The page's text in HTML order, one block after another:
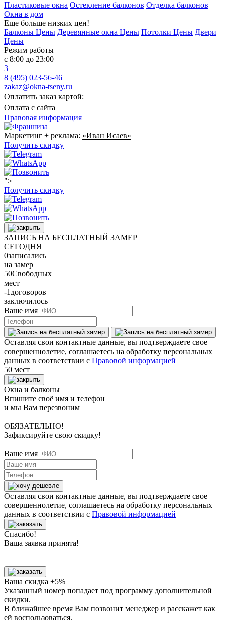
Пластиковые окна Остекление балконов Отделка балконов
Окна в дом
Еще больше низких цен!
Балконы Цены Деревянные окна Цены Потолки Цены Двери
Цены
Режим работы
с 8:00 до 23:00
3
8 (495) 023-56-46
zakaz@okna-tseny.ru
Оплатить заказ картой:
Оплата с сайта
Правовая информация
Маркетинг + реклама: «Иван Исаев»
Получить скидку
">
Получить скидку
ЗАПИСЬ НА БЕСПЛАТНЫЙ ЗАМЕР
СЕГОДНЯ
0записались
на замер
50Свободных
мест
-1 договоров
заключилось
Ваше имя
Оставляя свои контактные данные, вы подтверждаете свое
совершеннолетие, соглашаетесь на обработку персональных
данных в соответствии с Правовой информацией
50 мест
Окна и балконы
Впишите своё имя и телефон
и мы Вам перезвоним
ОБЯЗАТЕЛЬНО!
Зафиксируйте свою скидку!
Ваше имя
Оставляя свои контактные данные, вы подтверждаете свое
совершеннолетие, соглашаетесь на обработку персональных
данных в соответствии с Правовой информацией
Спасибо!
Ваша заявка принята!
Ваша скидка +5%
Указанный номер попадает под программу дополнительной
скидки.
В ближайшее время Вам позвонит менеджер и расскажет как
ей воспользоваться.